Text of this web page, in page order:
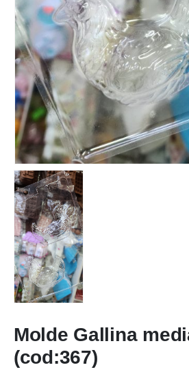
Molde Gallina
(cod:367)